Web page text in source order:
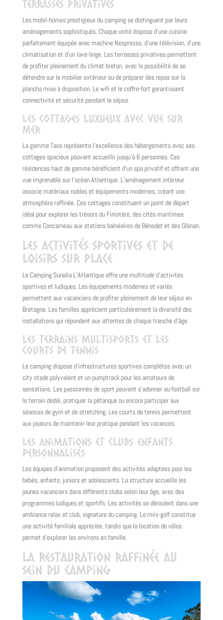
terrasses privatives
Les mobil-homes prestigieux du camping se distinguent par leurs
aménagements sophistiqués. Chaque unité dispose d’une cuisine
parfaitement équipée avec machine Nespresso, d’une télévision, d’une
climatisation et d’un lave-linge. Les terrasses privatives permettent
de profiter pleinement du climat breton, avec la possibilité de se
détendre sur le mobilier extérieur ou de préparer des repas sur la
plancha mise à disposition. Le wifi et le coffre-fort garantissent
connectivité et sécurité pendant le séjour.
Les cottages luxueux avec vue sur
mer
La gamme Taos représente l’excellence des hébergements avec ses
cottages spacieux pouvant accueillir jusqu’à 6 personnes. Ces
résidences haut de gamme bénéficient d’un spa privatif et offrent une
vue imprenable sur l’océan Atlantique. L’aménagement intérieur
associe matériaux nobles et équipements modernes, créant une
atmosphère raffinée. Ces cottages constituent un point de départ
idéal pour explorer les trésors du Finistère, des cités maritimes
comme Concarneau aux stations balnéaires de Bénodet et des Glénan.
Les activités sportives et de
loisirs sur place
Le Camping Sunelia L’Atlantique offre une multitude d’activités
sportives et ludiques. Les équipements modernes et variés
permettent aux vacanciers de profiter pleinement de leur séjour en
Bretagne. Les familles apprécient particulièrement la diversité des
installations qui répondent aux attentes de chaque tranche d’âge.
Les terrains multisports et les
courts de tennis
Le camping dispose d’infrastructures sportives complètes avec un
city stade polyvalent et un pumptrack pour les amateurs de
sensations. Les passionnés de sport peuvent s’adonner au football sur
le terrain dédié, pratiquer la pétanque ou encore participer aux
séances de gym et de stretching. Les courts de tennis permettent
aux joueurs de maintenir leur pratique pendant les vacances.
Les animations et clubs enfants
personnalisés
Les équipes d’animation proposent des activités adaptées pour les
bébés, enfants, juniors et adolescents. La structure accueille les
jeunes vacanciers dans différents clubs selon leur âge, avec des
programmes ludiques et sportifs. Les activités se déroulent dans une
ambiance relax et club, signature du camping. Le mini-golf constitue
une activité familiale appréciée, tandis que la location de vélos
permet d’explorer les environs en famille.
La restauration raffinée au
sein du camping